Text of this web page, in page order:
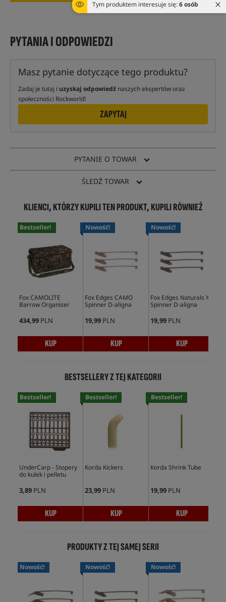
Tym produktem interesuje się:6 osób
PYTANIA I ODPOWIEDZI
Masz pytanie dotyczące tego produktu?
Zadaj je tutaj i uzyskaj odpowiedź naszych ekspertów oraz
społeczności Rockworld!
ZAPYTAJ
PYTANIE O TOWAR
ŚLEDŹ TOWAR
KLIENCI, KTÓRZY KUPILI TEN PRODUKT, KUPILI RÓWNIEŻ
Bestseller!
Fox CAMOLITE
Barrow Organiser
434,99 PLN
KUP
Nowość!
Fox Edges CAMO
Spinner D-aligna
19,99 PLN
KUP
Nowość!
Fox Edges Naturals XL
Spinner D-aligna
19,99 PLN
KUP
BESTSELLERY Z TEJ KATEGORII
Bestseller!
UnderCarp - Stopery
do kulek i pelletu
3,89 PLN
KUP
Bestseller!
Korda Kickers
23,99 PLN
KUP
Bestseller!
Korda Shrink Tube
19,99 PLN
KUP
PRODUKTY Z TEJ SAMEJ SERII
Nowość! Nowość! Nowość!